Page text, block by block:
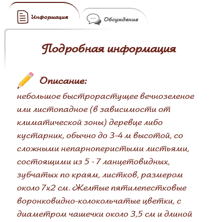
Информация Обсуждение
Подробная информация
Описание:
небольшое быстрорастущее вечнозеленое
или листопадное (в зависимости от
климатической зоны) деревце либо
кустарник, обычно до 3-4 м высотой, со
сложными непарноперистыми листьями,
состоящими из 5 - 7 ланцетовидных,
зубчатых по краям, листков, размером
около 7х2 см. Желтые пятилепестковые
воронковидно-колокольчатые цветки, с
диаметром чашечки около 3,5 см и длиной